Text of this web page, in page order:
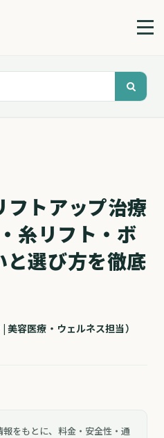
フトアップ治療
糸リフト・ボ
と選び方を徹底
美容医療・ウェルネス担当）
をもとに、料金・安全性・通